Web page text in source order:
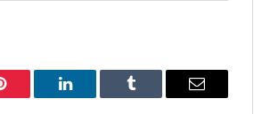
O
Tumblr
E-